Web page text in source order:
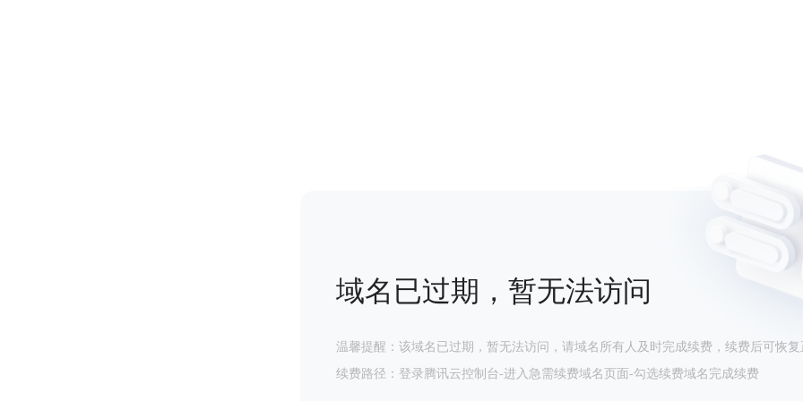
域名已过期，暂无法访问
温馨提醒：该域名已过期，暂无法访问，请域名所有人及时完成续费，续费后可恢复
续费路径：登录腾讯云控制台-进入急需续费域名页面-勾选续费域名完成续费